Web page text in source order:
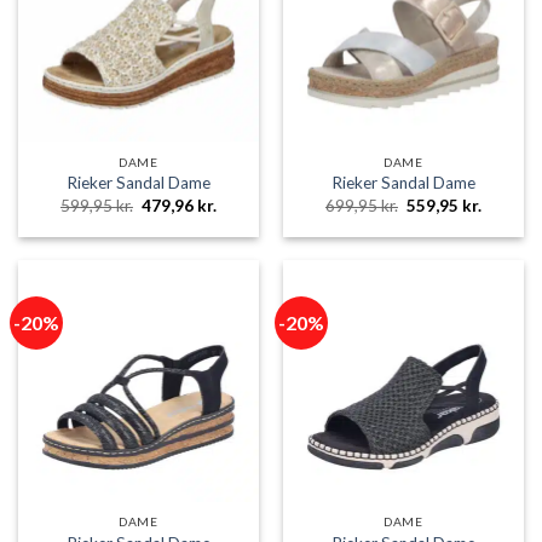
DAME
Rieker Sandal Dame
599,95kr. Den
oprindelige
pris
479,96 kr.
pris
DAME
Rieker Sandal Dame
699,95kr. Den
oprindelige
pris
559,95 kr.
pris
-20%
DAME
-20%
DAME